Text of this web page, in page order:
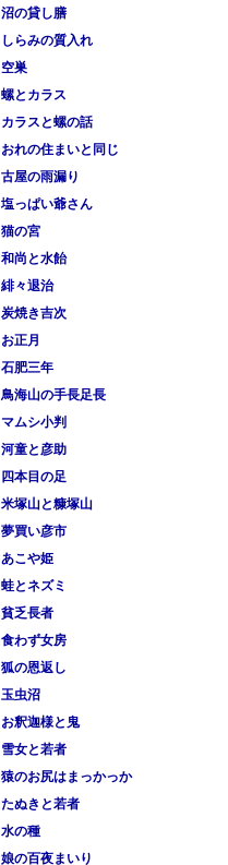
沼の貸し膳
しらみの質入れ
空巣
螺とカラス
カラスと螺の話
おれの住まいと同じ
古屋の雨漏り
塩っぱい爺さん
猫の宮
和尚と水飴
緋々退治
炭焼き吉次
お正月
石肥三年
鳥海山の手長足長
マムシ小判
河童と彦助
四本目の足
米塚山と糠塚山
夢買い彦市
あこや姫
蛙とネズミ
貧乏長者
食わず女房
狐の恩返し
玉虫沼
お釈迦様と鬼
雪女と若者
猿のお尻はまっかっか
たぬきと若者
水の種
娘の百夜まいり